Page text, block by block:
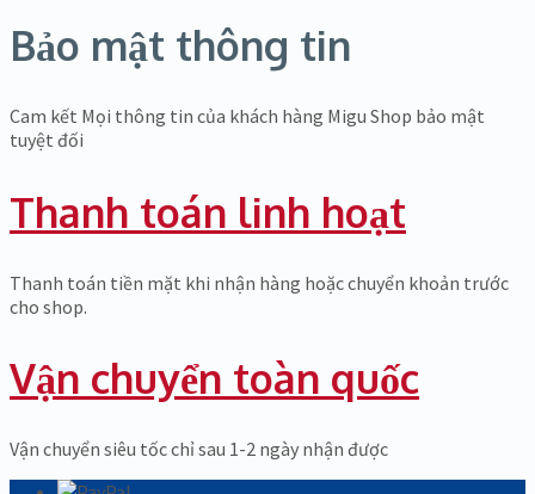
Bảo mật thông tin
Cam kết Mọi thông tin của khách hàng Migu Shop bảo mật
tuyệt đối
Thanh toán linh hoạt
Thanh toán tiền mặt khi nhận hàng hoặc chuyển khoản trước
cho shop.
Vận chuyển toàn quốc
Vận chuyển siêu tốc chỉ sau 1-2 ngày nhận được